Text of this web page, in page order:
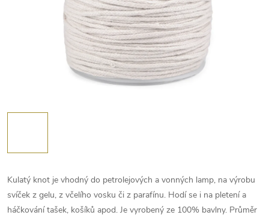
Kulatý knot je vhodný do petrolejových a vonných lamp, na výrobu
svíček z gelu, z včelího vosku či z parafínu. Hodí se i na pletení a
háčkování tašek, košíků apod. Je vyrobený ze 100% bavlny. Průměr